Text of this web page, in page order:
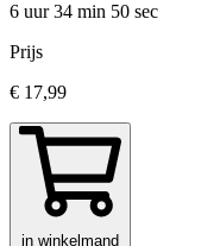
6 uur 34 min 50 sec
Prijs
€ 17,99
in winkelmand